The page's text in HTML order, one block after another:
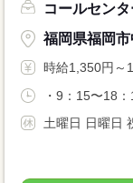
コールセン
福岡県福岡市
時給1,350円～
・9：15〜18
土曜日 日曜日